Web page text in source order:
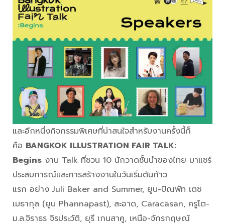
และอีกหนึ่งกิจกรรมพิเศษที่น่าสนใจสำหรับงานครั้งนี้ก็
คือ BANGKOK ILLUSTRATION FAIR TALK:
Begins งาน Talk ที่ชวน 10 นักวาดชั้นนำของไทย มาแชร์
ประสบการณ์และการสร้างงานในวันเริ่มต้นก้าว
แรก อย่าง Juli Baker and Summer, ยูน-ปัณพัท เตช
เมธากุล (ยูน Phannapast), สะอาด, Caracasan, ครูโต-
ม.ล.จิราธร จิรประวัติ, ยุรี เกนสาคู, เหนือ-จักรกฤษณ์